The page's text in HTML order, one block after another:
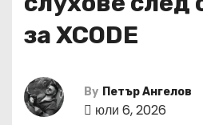
за XCODE
By Петър Ангелов
юли 6, 2026